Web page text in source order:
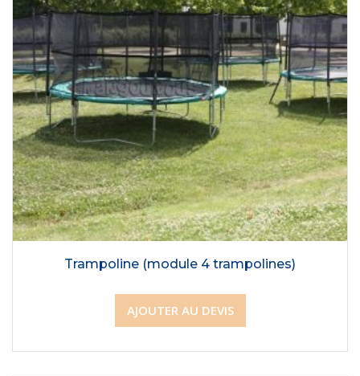
Trampoline (module 4 trampolines)
AJOUTER AU DEVIS